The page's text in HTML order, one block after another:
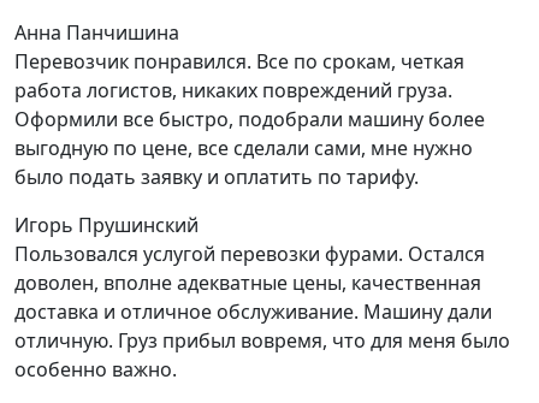
Анна Панчишина
Перевозчик понравился. Все по срокам, четкая
работа логистов, никаких повреждений груза.
Оформили все быстро, подобрали машину более
выгодную по цене, все сделали сами, мне нужно
было подать заявку и оплатить по тарифу.
Игорь Прушинский
Пользовался услугой перевозки фурами. Остался
доволен, вполне адекватные цены, качественная
доставка и отличное обслуживание. Машину дали
отличную. Груз прибыл вовремя, что для меня было
особенно важно.